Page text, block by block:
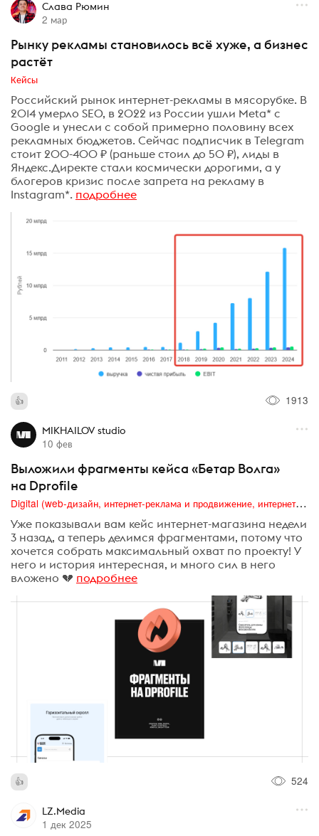
Слава Рюмин
2 мар
Рынку рекламы становилось всё хуже, а бизнес
растёт
Кейсы
Российский рынок интернет-рекламы в мясорубке. В
2014 умерло SEO, в 2022 из России ушли Meta* с
Google и унесли с собой примерно половину всех
рекламных бюджетов. Сейчас подписчик в Telegram
стоит 200-400 ₽ (раньше стоил до 50 ₽), лиды в
Яндекс.Директе стали космически дорогими, а у
блогеров кризис после запрета на рекламу в
Instagram*. подробнее
1913
MIKHAILOV studio
10 фев
Выложили фрагменты кейса «Бетар Волга»
на Dprofile
Digital (web-дизайн, интернет-реклама и продвижение, интернет-сообщества и блоги, интернет-коммуникации, мобильный маркетинг, реклама на цифровых экранах)
Уже показывали вам кейс интернет-магазина недели
3 назад, а теперь делимся фрагментами, потому что
хочется собрать максимальный охват по проекту! У
него и история интересная, и много сил в него
вложено 💔 подробнее
524
LZ.Media
1 дек 2025